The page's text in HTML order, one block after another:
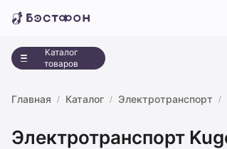
Каталог
товаров
Главная Каталог Электротранспорт
Электротранспорт